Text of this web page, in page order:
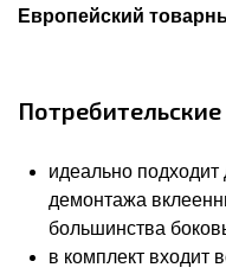
Европейский
Потребительские
идеально
демонтажа
большинства
в комплект входит